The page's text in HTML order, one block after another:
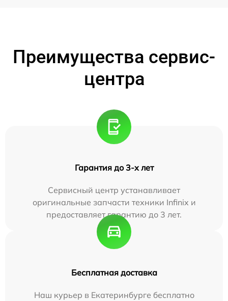
Преимущества сервис-
центра
Гарантия до 3-х лет
Сервисный центр устанавливает
оригинальные запчасти техники Infinix и
предоставляет гарантию до 3 лет.
Бесплатная доставка
Наш курьер в Екатеринбурге бесплатно